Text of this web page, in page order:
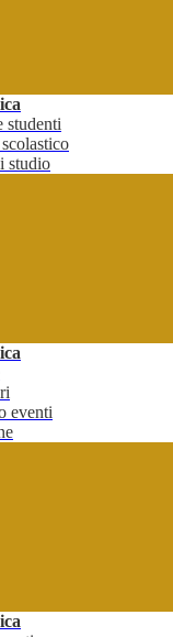
studenti
studio
eventi